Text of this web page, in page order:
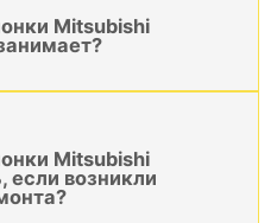
Mitsubishi
Mitsubishi
если возникли